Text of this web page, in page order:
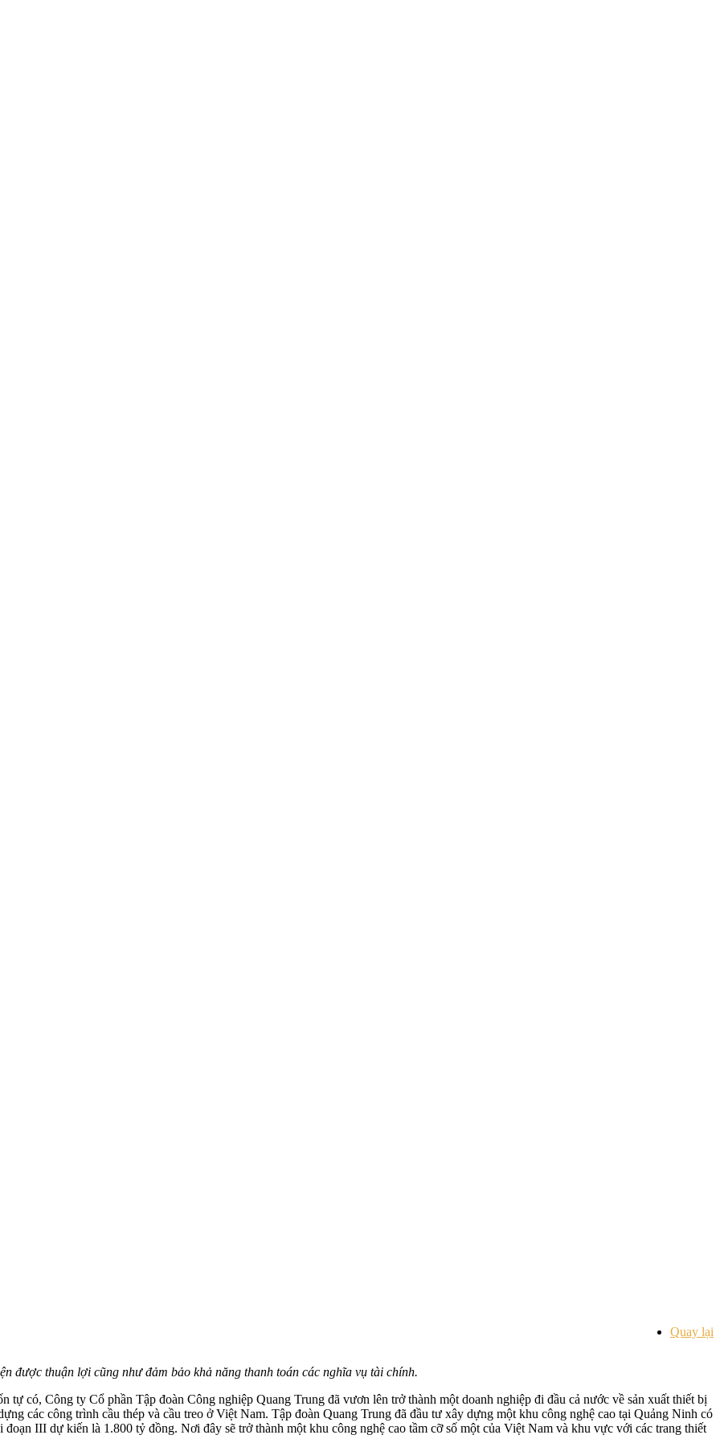
Quay lại
được thuận lợi cũng như đảm bảo khả năng thanh toán các nghĩa vụ tài chính.
tự có, Công ty Cổ phần Tập đoàn Công nghiệp Quang Trung đã vươn lên trở thành một doanh nghiệp đi đầu cả nước về sản xuất thiết bị
các công trình cầu thép và cầu treo ở Việt Nam. Tập đoàn Quang Trung đã đầu tư xây dựng một khu công nghệ cao tại Quảng Ninh có
III dự kiến là 1.800 tỷ đồng. Nơi đây sẽ trở thành một khu công nghệ cao tầm cỡ số một của Việt Nam và khu vực với các trang thiết